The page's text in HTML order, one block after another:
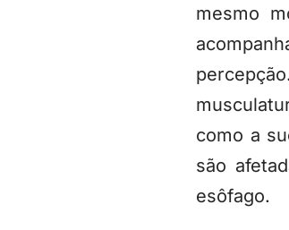
mesmo
como a
são
esôfago.